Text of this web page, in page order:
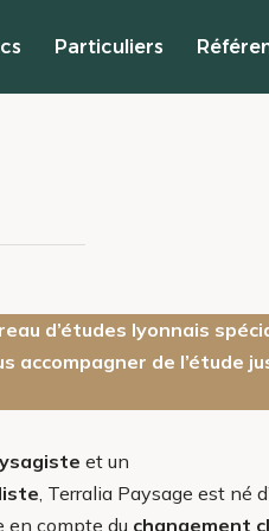
Particuliers
d’études lyonnais
accompagner de l’étude
et un
, Terralia Paysage est né
en compte du changement